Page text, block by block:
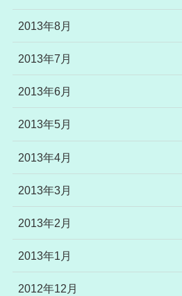
2013年8月
2013年7月
2013年6月
2013年5月
2013年4月
2013年3月
2013年2月
2013年1月
2012年12月